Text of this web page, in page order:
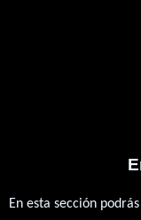
En esta sección